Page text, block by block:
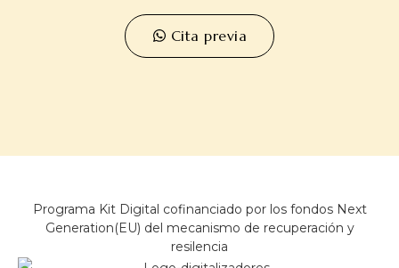
Cita previa
Programa Kit Digital cofinanciado por los fondos Next
Generation(EU) del mecanismo de recuperación y
resilencia